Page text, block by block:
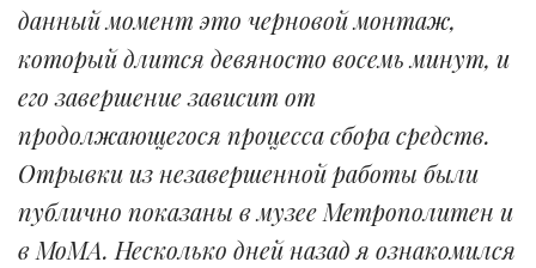
данный момент это черновой монтаж,
который длится девяносто восемь минут, и
его завершение зависит от
продолжающегося процесса сбора средств.
Отрывки из незавершенной работы были
публично показаны в музее Метрополитен и
в МоМА. Несколько дней назад я ознакомился